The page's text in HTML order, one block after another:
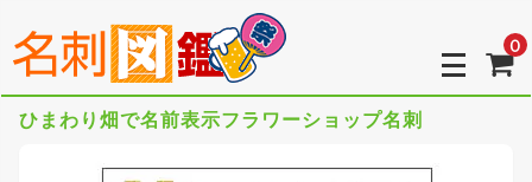
0
ひまわり畑で名前表示フラワーショップ名刺